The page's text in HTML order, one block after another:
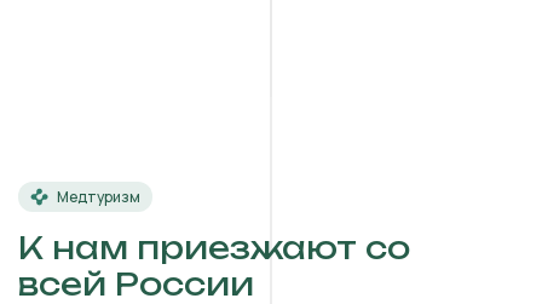
Медтуризм
К нам приезжают со
всей России